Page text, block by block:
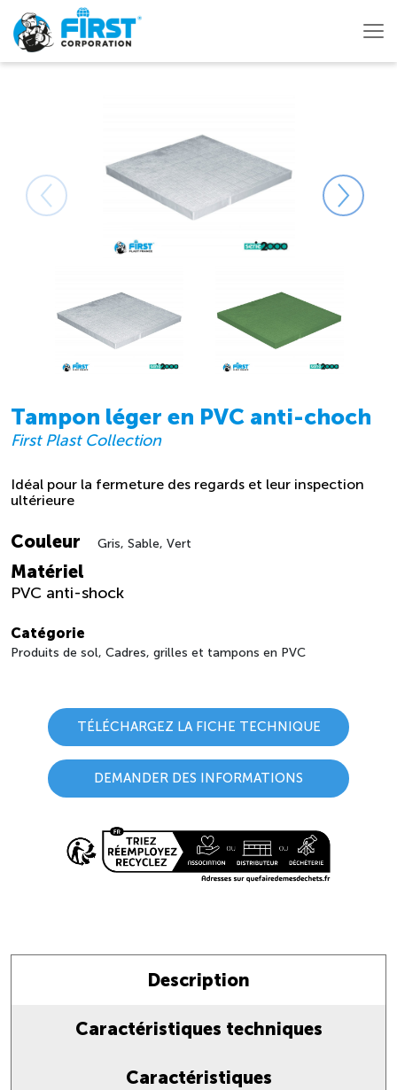
Tampon léger en PVC anti-choch
First Plast Collection
Idéal pour la fermeture des regards et leur inspection
ultérieure
Couleur Gris, Sable, Vert
Matériel
PVC anti-shock
Catégorie
Produits de sol, Cadres, grilles et tampons en PVC
TÉLÉCHARGEZ LA FICHE TECHNIQUE
DEMANDER DES INFORMATIONS
Description
Caractéristiques techniques
Caractéristiques